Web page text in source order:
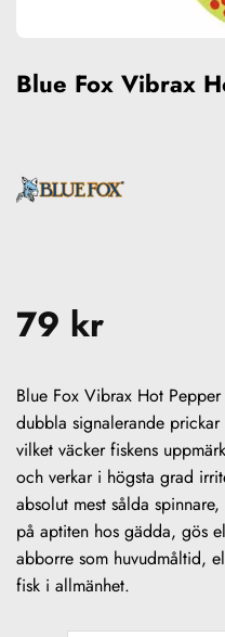
Blue Fox Vibrax
79 kr
Blue Fox Vibrax Hot
dubbla signalerande
vilket väcker fiskens
och verkar i högsta grad
absolut mest sålda
på aptiten hos gädda, gös
abborre som huvudmåltid,
fisk i allmänhet.